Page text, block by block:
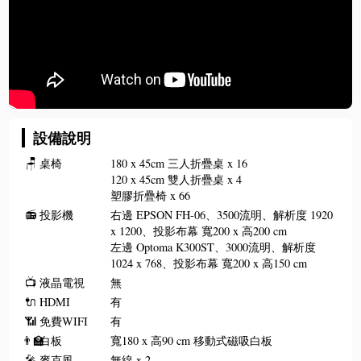
設備說明
🪑 桌椅
180 x 45cm 三人折疊桌 x 16
120 x 45cm 雙人折疊桌 x 4
塑膠折疊椅 x 66
📻 投影機
右邊 EPSON FH-06、3500流明、解析度 1920
x 1200、投影布幕 寬200 x 高200 cm
左邊 Optoma K300ST、3000流明、解析度
1024 x 768、投影布幕 寬200 x 高150 cm
📺 液晶電視
無
🔌 HDMI
有
📶 免費WIFI
有
👨‍🏫白板
寬180 x 高90 cm 移動式磁吸白板